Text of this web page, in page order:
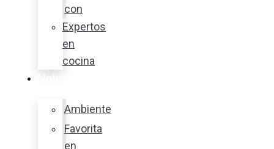
con
Expertos
en
cocina
Ambiente
Favorita
en